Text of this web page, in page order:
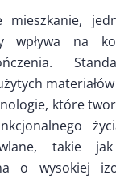
mieszkanie,
wpływa na
które
takie
o wysokiej